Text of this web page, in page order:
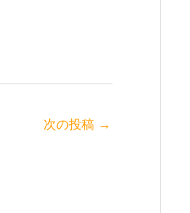
次の投稿 →